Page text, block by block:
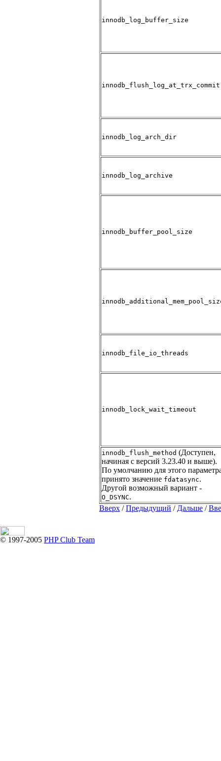
innodb_log_buffer_size
innodb_flush_log_at_trx_commit
innodb_log_arch_dir
innodb_log_archive
innodb_buffer_pool_size
innodb_file_io_threads
innodb_lock_wait_timeout
innodb_flush_method (Доступен,
начиная с версий 3.23.40 и выше).
По умолчанию для этого
принято значение fdatasync.
Другой возможный вариант -
O_DSYNC.
Вверх /Предыдущий /Дальше /
© 1997-2005 PHP Club Team